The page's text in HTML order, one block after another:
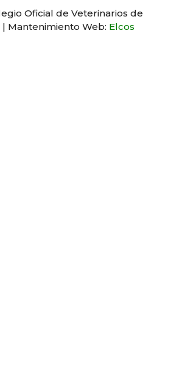
Oficial de Veterinarios de
Mantenimiento Web: Elcos